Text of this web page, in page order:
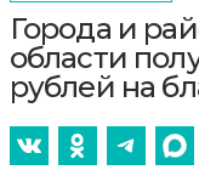
Города и
области
рублей на